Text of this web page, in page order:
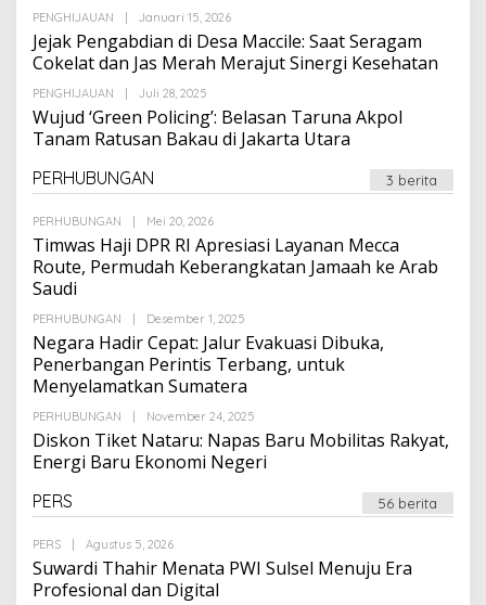
PENGHIJAUAN Januari 15, 2026Oleh
Jejak Pengabdian di Desa Maccile: Saat Seragam
Cokelat dan Jas Merah Merajut Sinergi Kesehatan
PENGHIJAUAN Juli 28, 2025
Wujud ‘Green Policing’: Belasan Taruna Akpol
Tanam Ratusan Bakau di Jakarta Utara
PERHUBUNGAN 3 berita
PERHUBUNGAN Mei 20, 2026Oleh
Timwas Haji DPR RI Apresiasi Layanan Mecca
Route, Permudah Keberangkatan Jamaah ke Arab
Saudi
PERHUBUNGAN Desember 1, 2025
Negara Hadir Cepat: Jalur Evakuasi Dibuka,
Penerbangan Perintis Terbang, untuk
Menyelamatkan Sumatera
PERHUBUNGAN November 24, 2025
Diskon Tiket Nataru: Napas Baru Mobilitas Rakyat,
Energi Baru Ekonomi Negeri
PERS 56 berita
PERS Agustus 5, 2026Oleh
Suwardi Thahir Menata PWI Sulsel Menuju Era
Profesional dan Digital